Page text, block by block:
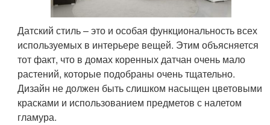
Датский стиль – это и особая функциональность всех
используемых в интерьере вещей. Этим объясняется
тот факт, что в домах коренных датчан очень мало
растений, которые подобраны очень тщательно.
Дизайн не должен быть слишком насыщен цветовыми
красками и использованием предметов с налетом
гламура.